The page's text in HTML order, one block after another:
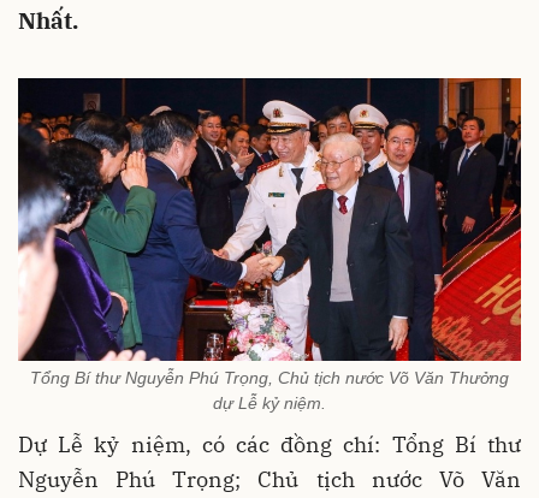
Nhất.
Tổng Bí thư Nguyễn Phú Trọng, Chủ tịch nước Võ Văn Thưởng
dự Lễ kỷ niệm.
Dự Lễ kỷ niệm, có các đồng chí: Tổng Bí thư
Nguyễn Phú Trọng; Chủ tịch nước Võ Văn